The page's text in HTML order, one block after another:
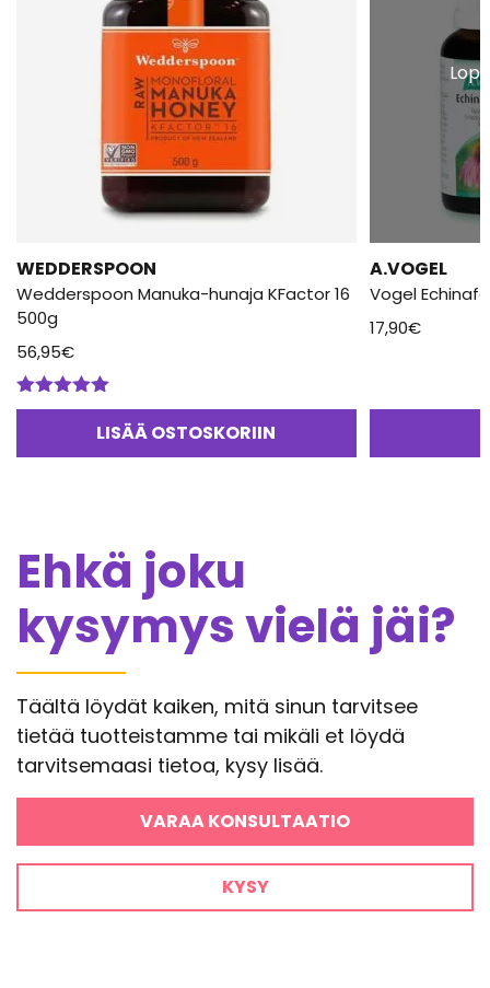
WEDDERSPOON
Wedderspoon Manuka-hunaja KFactor 16
500g
56,95€
Arvostelu
LISÄÄ OSTOSKORIIN
A.VOGEL
Vogel
17,90€
Ehkä joku
kysymys vielä jäi?
Täältä löydät kaiken, mitä sinun tarvitsee
tietää tuotteistamme tai mikäli et löydä
tarvitsemaasi tietoa, kysy lisää.
VARAA KONSULTAATIO
KYSY